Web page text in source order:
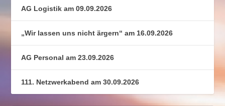
AG Logistik am 09.09.2026
„Wir lassen uns nicht ärgern“ am 16.09.2026
AG Personal am 23.09.2026
111. Netzwerkabend am 30.09.2026